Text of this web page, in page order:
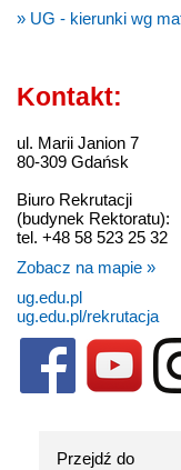
» UG - kierunki wg
Kontakt:
ul. Marii Janion 7
80-309 Gdańsk
Biuro Rekrutacji
(budynek Rektoratu):
tel. +48 58 523 25 32
Zobacz na mapie »
ug.edu.pl
ug.edu.pl/rekrutacja
Przejdź do